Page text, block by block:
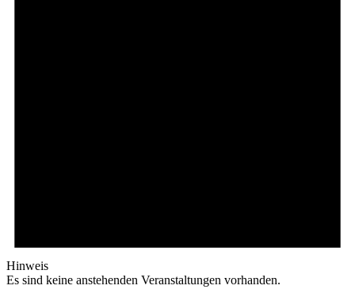
Hinweis
Es sind keine anstehenden Veranstaltungen vorhanden.